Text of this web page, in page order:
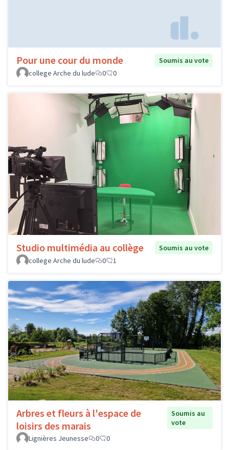
Pour une cour du monde
Soumis au vote
college Arche du lude
0 0
Studio multimédia au collège
Soumis au vote
college Arche du lude
0 1
Arbres et fleurs à l'espace de
loisirs des marais
Soumis au
vote
Lignières Jeunesse
0 0